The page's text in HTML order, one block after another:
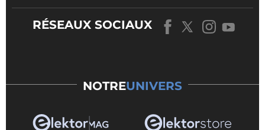
RÉSEAUX SOCIAUX
NOTREUNIVERS